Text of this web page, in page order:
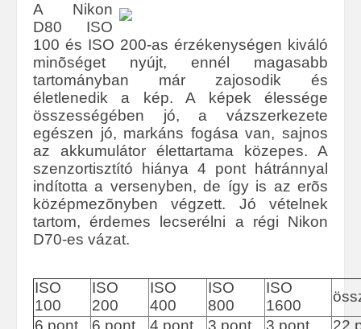
A Nikon
D80 ISO
100 és ISO 200-as érzékenységen kiváló
minõséget nyújt, ennél magasabb
tartományban már zajosodik és
életlenedik a kép. A képek élessége
összességében jó, a vázszerkezete
egészen jó, markáns fogása van, sajnos
az akkumulátor élettartama közepes. A
szenzortisztító hiánya 4 pont hátránnyal
indította a versenyben, de így is az erõs
középmezõnyben végzett. Jó vételnek
tartom, érdemes lecserélni a régi Nikon
D70-es vázat.
ISO
100
ISO
200
ISO
400
ISO
800
ISO
1600
6 pont
6 pont 4 pont 3 pont 3 pont 22